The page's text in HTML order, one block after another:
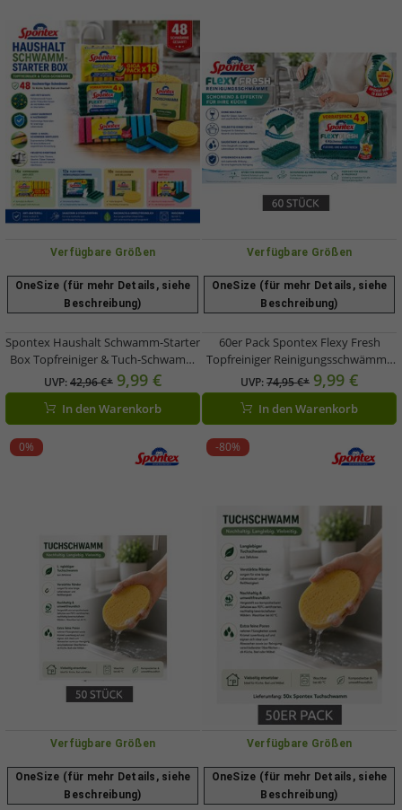
Verfügbare Größen
OneSize (für mehr Details, siehe
Beschreibung)
Spontex Haushalt Schwamm-Starter
Box Topfreiniger & Tuch-Schwamm
mit 48 Schwämmen für Küche, Spüle
& Haushalt
UVP:42,96 €* 9,99 €
In den Warenkorb
Verfügbare Größen
OneSize (für mehr Details, siehe
Beschreibung)
60er Pack Spontex Flexy Fresh
Topfreiniger Reinigungsschwämme
Schonend für Gläser & Empfindliche
Oberflächen 9596792 Grün
UVP:74,95 €* 9,99 €
In den Warenkorb
0%
Verfügbare Größen
OneSize (für mehr Details, siehe
Beschreibung)
-80%
Verfügbare Größen
OneSize (für mehr Details, siehe
Beschreibung)